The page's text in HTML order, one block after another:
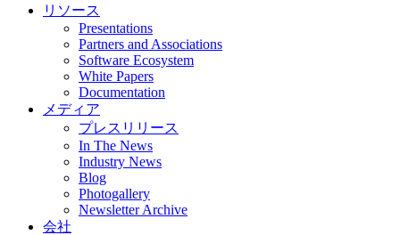
リソース
Presentations
Partners and Associations
Software Ecosystem
White Papers
Documentation
メディア
プレスリリース
In The News
Industry News
Blog
Photogallery
Newsletter Archive
会社